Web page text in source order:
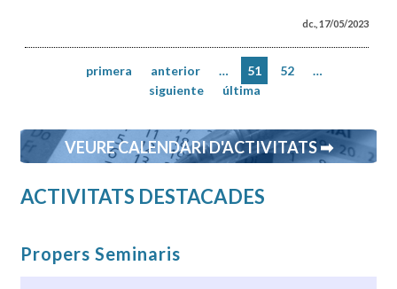
dc., 17/05/2023
primera anterior … 51 52
…
siguiente
última
VEURE CALENDARI D'ACTIVITATS ➡
ACTIVITATS DESTACADES
Propers Seminaris